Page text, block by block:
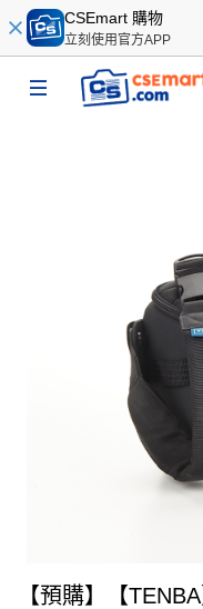
CSEmart 購物
立刻使用官方APP
【預購】【